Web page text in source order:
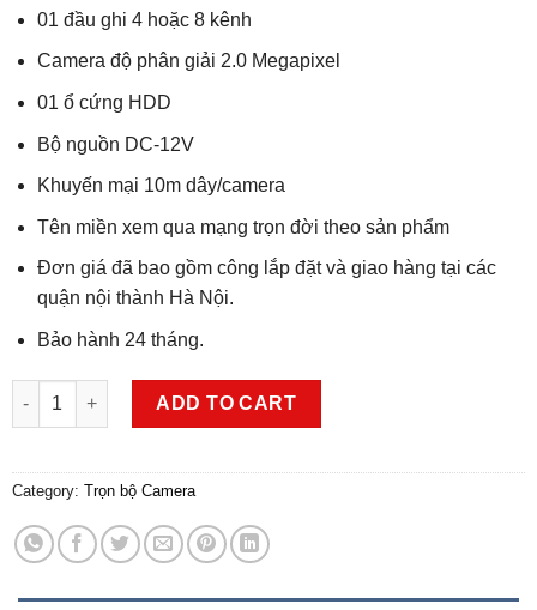
01 đầu ghi 4 hoặc 8 kênh
Camera độ phân giải 2.0 Megapixel
01 ổ cứng HDD
Bộ nguồn DC-12V
Khuyến mại 10m dây/camera
Tên miền xem qua mạng trọn đời theo sản phẩm
Đơn giá đã bao gồm công lắp đặt và giao hàng tại các
quận nội thành Hà Nội.
Bảo hành 24 tháng.
Trọn Bộ Camera HDCVI Dahua 2.0 MP-1080p - 7 Mắt quantity
ADD TO CART
Category: Trọn bộ Camera